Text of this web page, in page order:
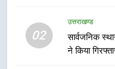
02
उत्तराखण्ड
सार्वजनिक
ने किया